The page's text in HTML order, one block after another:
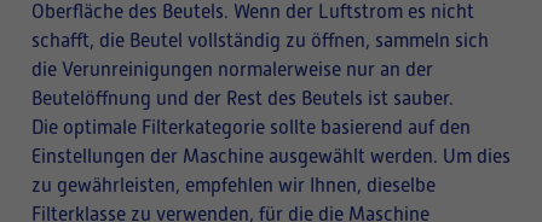
Oberfläche des Beutels. Wenn der Luftstrom es nicht
schafft, die Beutel vollständig zu öffnen, sammeln sich
die Verunreinigungen normalerweise nur an der
Beutelöffnung und der Rest des Beutels ist sauber.
Die optimale Filterkategorie sollte basierend auf den
Einstellungen der Maschine ausgewählt werden. Um dies
zu gewährleisten, empfehlen wir Ihnen, dieselbe
Filterklasse zu verwenden, für die die Maschine